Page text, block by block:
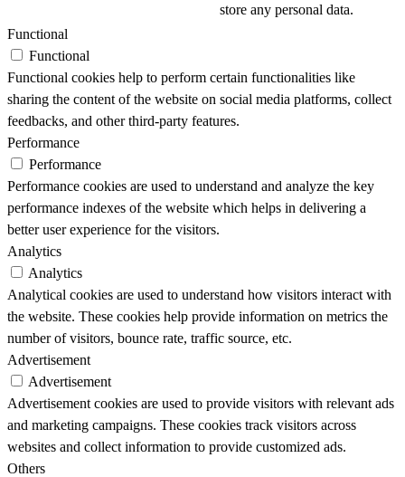
store any personal data.
Functional
Functional
Functional cookies help to perform certain functionalities like
sharing the content of the website on social media platforms, collect
feedbacks, and other third-party features.
Performance
Performance
Performance cookies are used to understand and analyze the key
performance indexes of the website which helps in delivering a
better user experience for the visitors.
Analytics
Analytics
Analytical cookies are used to understand how visitors interact with
the website. These cookies help provide information on metrics the
number of visitors, bounce rate, traffic source, etc.
Advertisement
Advertisement
Advertisement cookies are used to provide visitors with relevant ads
and marketing campaigns. These cookies track visitors across
websites and collect information to provide customized ads.
Others